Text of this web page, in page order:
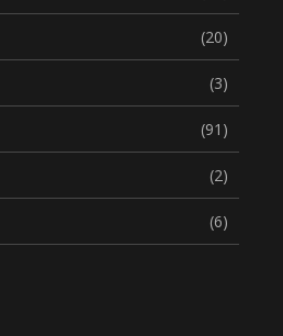
(20)
(3)
(91)
(2)
(6)